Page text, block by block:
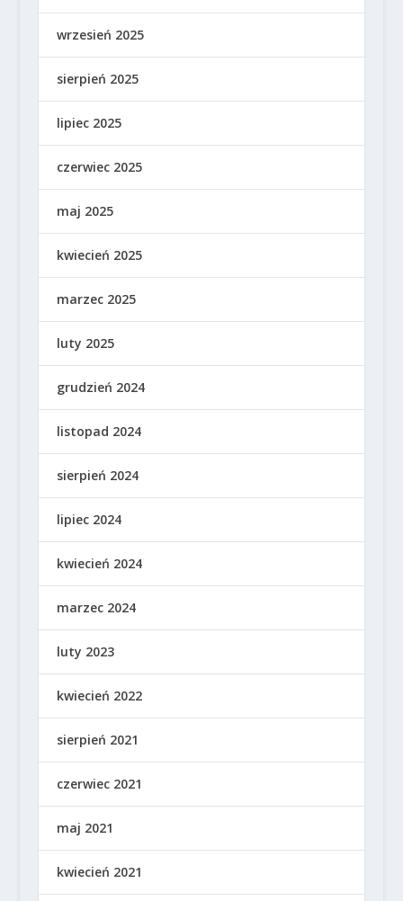
wrzesień 2025
sierpień 2025
lipiec 2025
czerwiec 2025
maj 2025
kwiecień 2025
marzec 2025
luty 2025
grudzień 2024
listopad 2024
sierpień 2024
lipiec 2024
kwiecień 2024
marzec 2024
luty 2023
kwiecień 2022
sierpień 2021
czerwiec 2021
maj 2021
kwiecień 2021